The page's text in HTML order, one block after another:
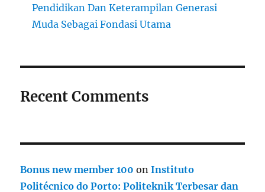
Pendidikan Dan Keterampilan Generasi
Muda Sebagai Fondasi Utama
Recent Comments
Bonus new member 100 onInstituto
Politécnico do Porto: Politeknik Terbesar dan